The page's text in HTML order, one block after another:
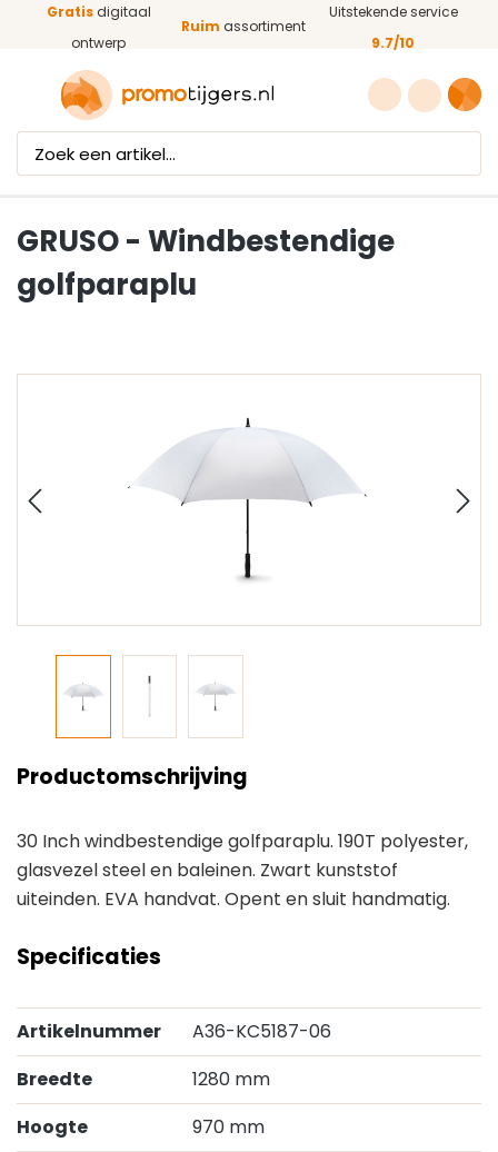
Ga naar de hoofdinhoud
Gratisdigitaal
ontwerp
Ruim assortiment
Uitstekende service
9.7/10
GRUSO - Windbestendige
golfparaplu
Productomschrijving
30 Inch windbestendige golfparaplu. 190T polyester,
glasvezel steel en baleinen. Zwart kunststof
uiteinden. EVA handvat. Opent en sluit handmatig.
Specificaties
Artikelnummer
A36-KC5187-06
Breedte
1280 mm
Hoogte
970 mm